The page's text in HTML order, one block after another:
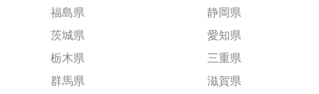
福島県
茨城県
栃木県
群馬県
静岡県
愛知県
三重県
滋賀県